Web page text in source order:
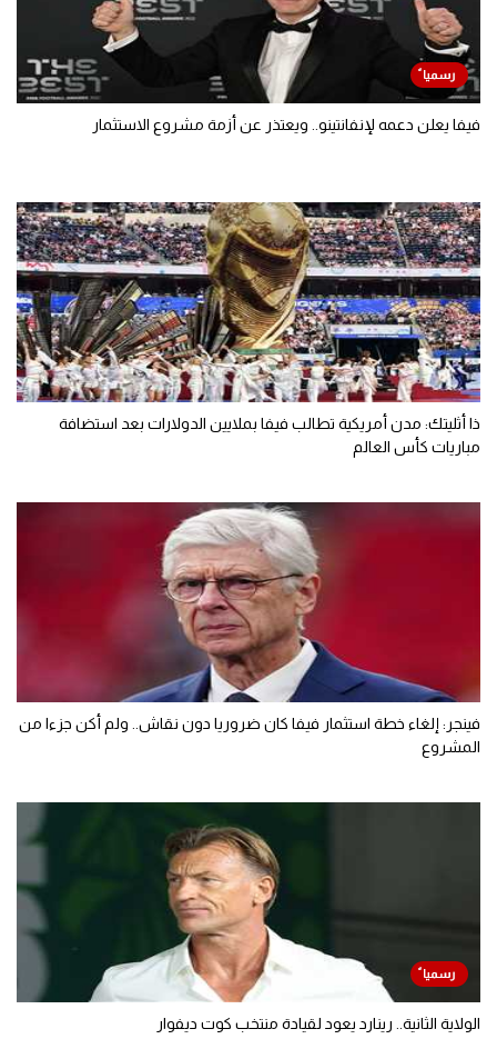
فيفا يعلن دعمه لإنفانتينو.. ويعتذر عن أزمة مشروع الاستثمار
ذا أثليتك: مدن أمريكية تطالب فيفا بملايين الدولارات بعد استضافة
مباريات كأس العالم
فينجر: إلغاء خطة استثمار فيفا كان ضروريا دون نقاش.. ولم أكن جزءا من
المشروع
الولاية الثانية.. رينارد يعود لقيادة منتخب كوت ديفوار